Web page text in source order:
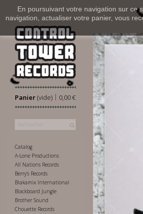
En poursuivant votre navigation sur ce
navigation, actualiser votre panier, vous
Panier 0,00 €
|
(vide)
Catalog
A-Lone Productions
All Nations Records
Berry's Records
Blakamix International
Blackboard Jungle
Brother Sound
Chouette Records